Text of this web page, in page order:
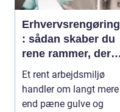
Erhvervsrengøring
: sådan skaber du
rene rammer, der
kan mærkes på
bundlinjen
Et rent arbejdsmiljø
handler om langt mere
end pæne gulve og